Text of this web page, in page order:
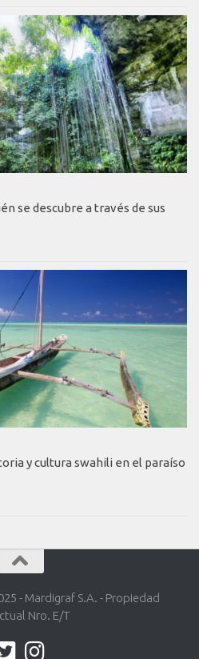
se descubre a través de sus
y cultura swahili en el paraíso
- Mardigraf S.A. - Propiedad
Nro. E/T